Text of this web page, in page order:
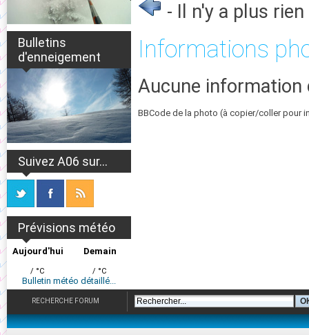
Bulletins
d'enneigement
Suivez A06 sur...
Prévisions météo
Aujourd'hui
/ °C
Demain
/ °C
Bulletin météo détaillé...
- Il n'y a plus
Informations
Aucune information
BBCode de la photo (à copier/coller pour
RECHERCHE FORUM